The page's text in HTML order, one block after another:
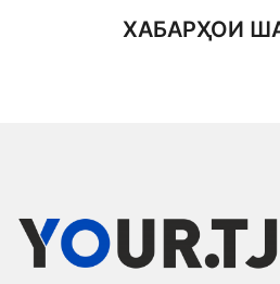
ХАБАРҲОИ